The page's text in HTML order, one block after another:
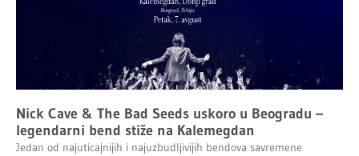
Nick Cave & The Bad Seeds uskoro u Beogradu –
legendarni bend stiže na Kalemegdan
Jedan od najuticajnijih i najuzbudljivijih bendova savremene